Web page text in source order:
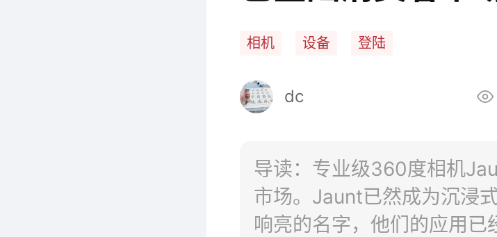
相机 设备 登陆
dc
导读：专业级360度相机
市场。Jaunt已然成为沉浸
响亮的名字，他们的应用已